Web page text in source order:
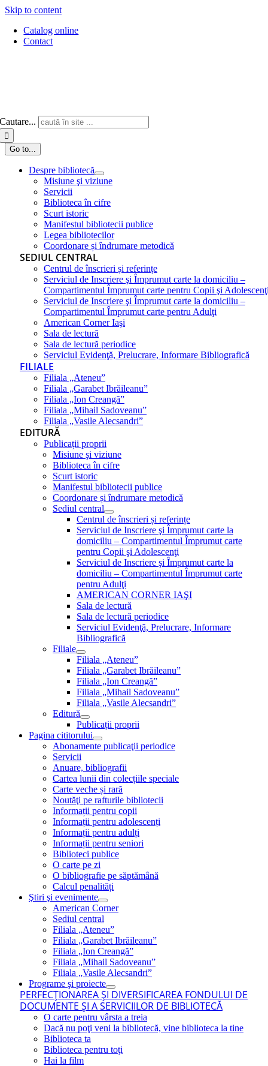
Skip to content
Catalog online
Contact
Cautare...
Go to...
Despre bibliotecă
Misiune şi viziune
Servicii
Biblioteca în cifre
Scurt istoric
Manifestul bibliotecii publice
Legea bibliotecilor
Coordonare și îndrumare metodică
SEDIUL CENTRAL
Centrul de înscrieri și referințe
Serviciul de Inscriere şi Împrumut carte la domiciliu –
Compartimentul Împrumut carte pentru Copii şi
Serviciul de Inscriere şi Împrumut carte la domiciliu –
Compartimentul Împrumut carte pentru Adulţi
American Corner Iaşi
Sala de lectură
Sala de lectură periodice
Serviciul Evidenţă, Prelucrare, Informare Bibliografică
FILIALE
Filiala „Ateneu”
Filiala „Garabet Ibrăileanu”
Filiala „Ion Creangă”
Filiala „Mihail Sadoveanu”
Filiala „Vasile Alecsandri”
EDITURĂ
Publicații proprii
Misiune şi viziune
Biblioteca în cifre
Scurt istoric
Manifestul bibliotecii publice
Coordonare și îndrumare metodică
Sediul central
Centrul de înscrieri și referințe
Serviciul de Inscriere şi Împrumut carte la
domiciliu – Compartimentul Împrumut carte
pentru Copii şi Adolescenţi
Serviciul de Inscriere şi Împrumut carte la
domiciliu – Compartimentul Împrumut carte
pentru Adulţi
AMERICAN CORNER IAŞI
Sala de lectură
Sala de lectură periodice
Serviciul Evidenţă, Prelucrare, Informare
Bibliografică
Filiale
Filiala „Ateneu”
Filiala „Garabet Ibrăileanu”
Filiala „Ion Creangă”
Filiala „Mihail Sadoveanu”
Filiala „Vasile Alecsandri”
Editură
Publicații proprii
Pagina cititorului
Abonamente publicaţii periodice
Servicii
Anuare, bibliografii
Cartea lunii din colecțiile speciale
Carte veche și rară
Noutăţi pe rafturile bibliotecii
Informații pentru copii
Informații pentru adolescenți
Informații pentru adulți
Informații pentru seniori
Biblioteci publice
O carte pe zi
O bibliografie pe săptămână
Calcul penalități
Ştiri şi evenimente
American Corner
Sediul central
Filiala „Ateneu”
Filiala „Garabet Ibrăileanu”
Filiala „Ion Creangă”
Filiala „Mihail Sadoveanu”
Filiala „Vasile Alecsandri”
Programe şi proiecte
PERFECŢIONAREA ŞI DIVERSIFICAREA FONDULUI DE
DOCUMENTE ŞI A SERVICIILOR DE BIBLIOTECĂ
O carte pentru vârsta a treia
Dacă nu poţi veni la bibliotecă, vine biblioteca la tine
Biblioteca ta
Biblioteca pentru toţi
Hai la film